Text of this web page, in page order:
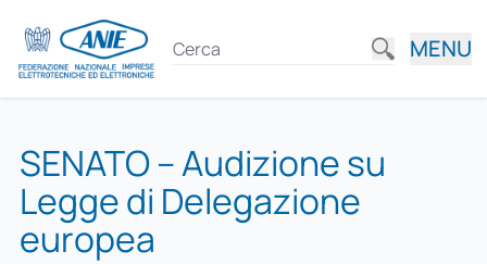
MENU
SENATO – Audizione su
Legge di Delegazione
europea